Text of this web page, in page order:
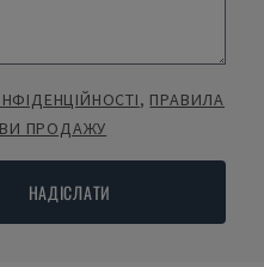
, ПРАВИЛА
ПРОДАЖУ
НАДІСЛАТИ